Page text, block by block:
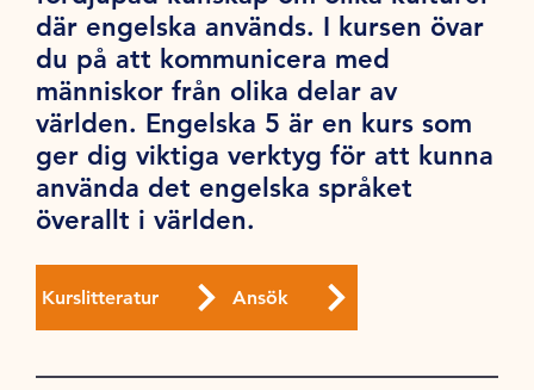
där engelska används. I kursen övar
du på att kommunicera med
människor från olika delar av
världen. Engelska 5 är en kurs som
ger dig viktiga verktyg för att kunna
använda det engelska språket
överallt i världen.
Kurslitteratur Ansök